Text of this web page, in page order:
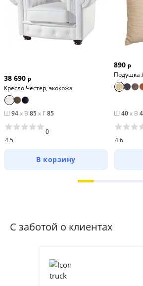
38 690 р
Кресло Честер, экокожа
Ш 94x В 85x Г85
4.5
0
В корзину
890 р
Подушка
Ш 40x В
4.6
С заботой о клиентах